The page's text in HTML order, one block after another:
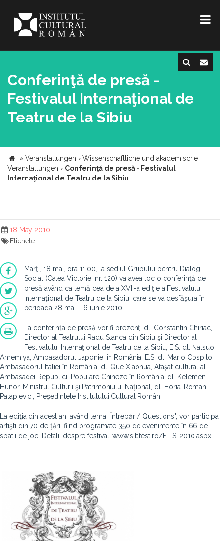
Conferinţă de presă -
Festivalul Internaţional de
Teatru de la Sibiu
» Veranstaltungen › Wissenschaftliche und akademische
Veranstaltungen › Conferinţă de presă - Festivalul
Internaţional de Teatru de la Sibiu
18 May 2010
Etichete
Marţi, 18 mai, ora 11.00, la sediul Grupului pentru Dialog
Social (Calea Victoriei nr. 120) va avea loc o conferinţă de
presă având ca temă cea de a XVII-a ediţie a Festivalului
Internaţional de Teatru de la Sibiu, care se va desfăşura în
perioada 28 mai – 6 iunie 2010.
La conferinţa de presă vor fi prezenţi dl. Constantin Chiriac,
Director al Teatrului Radu Stanca din Sibiu şi Director al
Festivalului Internaţional de Teatru de la Sibiu, E.S. dl. Natsuo
Amemiya, Ambasadorul Japoniei în România, E.S. dl. Mario Cospito,
Ambasadorul Italiei în România, dl. Que Xiaohua, Ataşat cultural al
Ambasadei Republicii Populare Chineze în România, dl. Kelemen
Hunor, Ministrul Culturii şi Patrimoniului Naţional, dl. Horia-Roman
Patapievici, Preşedintele Institutului Cultural Român.
La ediţia din acest an, având tema „Întrebări/ Questions", vor participa
artişti din 70 de ţări, fiind programate 350 de evenimente în 66 de
spatii de joc. Detalii despre festival: www.sibfest.ro/FITS-2010.aspx